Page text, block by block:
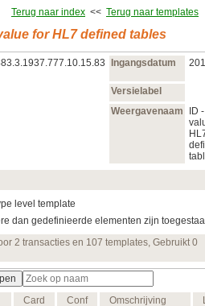
Terug naar index << Terug naar templates
for HL7 defined tables
Ingangsdatum
Versielabel
Weergavenaam
ID
level template
dan gedefinieerde elementen zijn
2 transacties en 107 templates, Gebruikt 0
Card Conf Omschrijving